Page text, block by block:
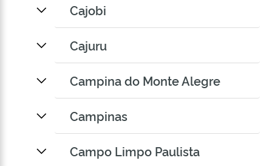
Cajobi
Cajuru
Campina do Monte Alegre
Campinas
Campo Limpo Paulista